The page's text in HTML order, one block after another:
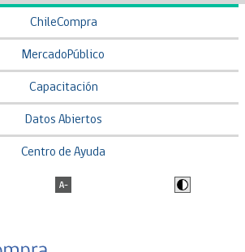
ChileCompra
MercadoPúblico
Capacitación
Datos Abiertos
Centro de Ayuda